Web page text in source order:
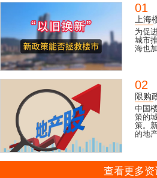
01
上海
为促
城市
海也加
02
限购
中国
策的
策。
的地
查看更多资